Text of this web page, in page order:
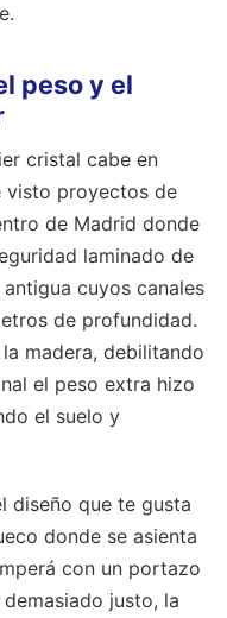
peso y el
cristal cabe en
visto proyectos de
de Madrid donde
laminado de
cuyos canales
de profundidad.
madera, debilitando
el peso extra hizo
el suelo y
diseño que te gusta
donde se asienta
con un portazo
justo, la